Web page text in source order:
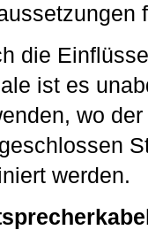
die
ist es
wo
werden.